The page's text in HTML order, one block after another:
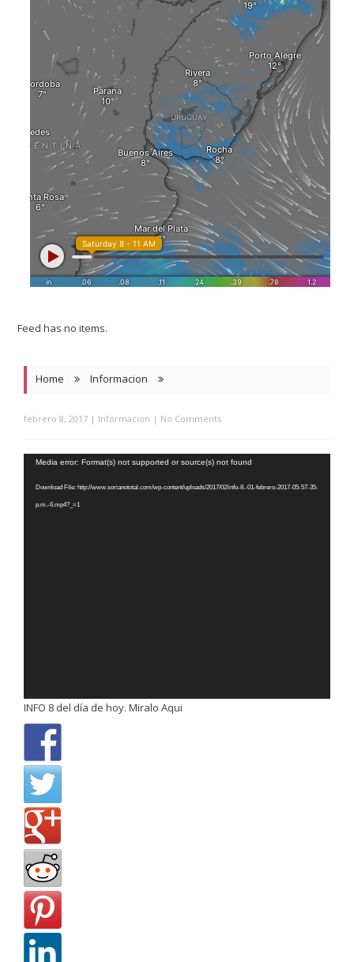
Feed has no items.
Home Informacion
febrero 8, 2017 | Informacion | No Comments
Reproductor
Media error: Format(s) not supported or source(s) not found
Download File: http://www.sorianototal.com/wp-content/uploads/2017/02/info-8.-01-febrero-2017-05-57-35-
p.m.-6.mp4?_=1
INFO 8 del día de hoy. Miralo Aqui